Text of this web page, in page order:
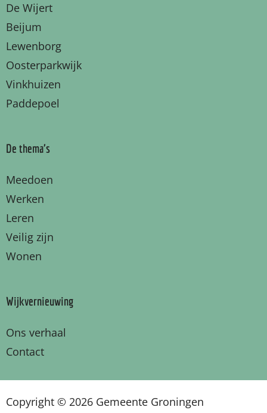
De Wijert
Beijum
Lewenborg
Oosterparkwijk
Vinkhuizen
Paddepoel
De thema's
Meedoen
Werken
Leren
Veilig zijn
Wonen
Wijkvernieuwing
Ons verhaal
Contact
Copyright © 2026 Gemeente Groningen